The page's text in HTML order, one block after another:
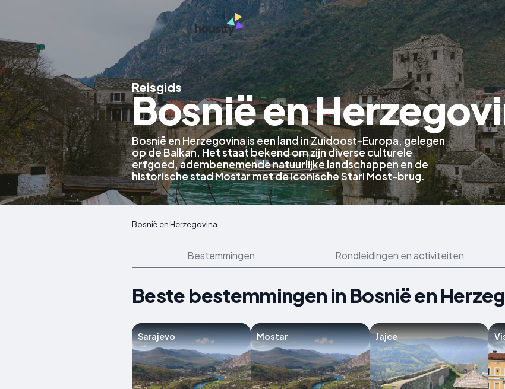
Reisgids
Bosnië en
Bosnië en Herzegovina is een land in Zuidoost-Europa, gelegen
op de Balkan. Het staat bekend om zijn diverse culturele
erfgoed, adembenemende natuurlijke landschappen en de
historische stad Mostar met de iconische Stari Most-brug.
Bosnië en Herzegovina
Bestemmingen Rondleidingen en activiteiten
Beste bestemmingen in Bosnië en
Sarajevo Mostar Jajce